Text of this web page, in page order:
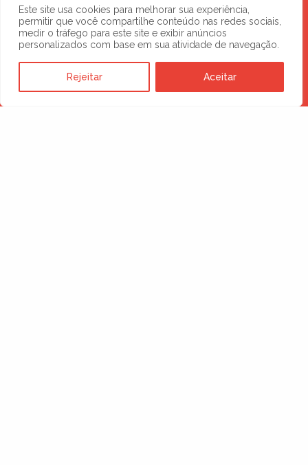
Este site usa cookies para melhorar sua experiência,
permitir que você compartilhe conteúdo nas redes sociais,
medir o tráfego para este site e exibir anúncios
personalizados com base em sua atividade de navegação.
Rejeitar Aceitar